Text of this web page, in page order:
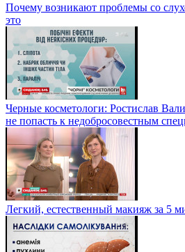
Почему возникают проблемы со
это
Черные косметологи: Ростислав
не попасть к недобросовестным
Легкий, естественный макияж за 5